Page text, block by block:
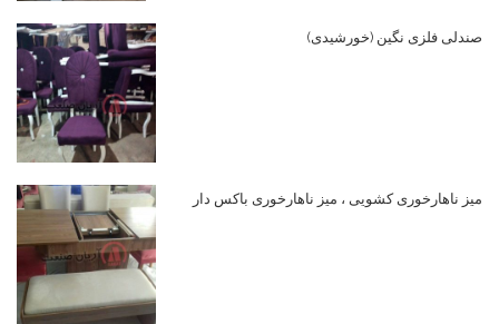
صندلی فلزی نگین (خورشیدی)
میز ناهارخوری کشویی ، میز ناهارخوری باکس دار